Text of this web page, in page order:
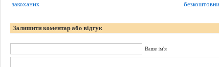
закоханих
Залишити коментар або відгук
Ваше ім'я